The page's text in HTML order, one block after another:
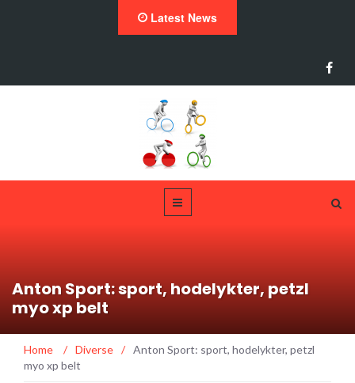
Latest News
Anton Sport: sport, hodelykter, petzl
myo xp belt
Home / Diverse / Anton Sport: sport, hodelykter, petzl
myo xp belt